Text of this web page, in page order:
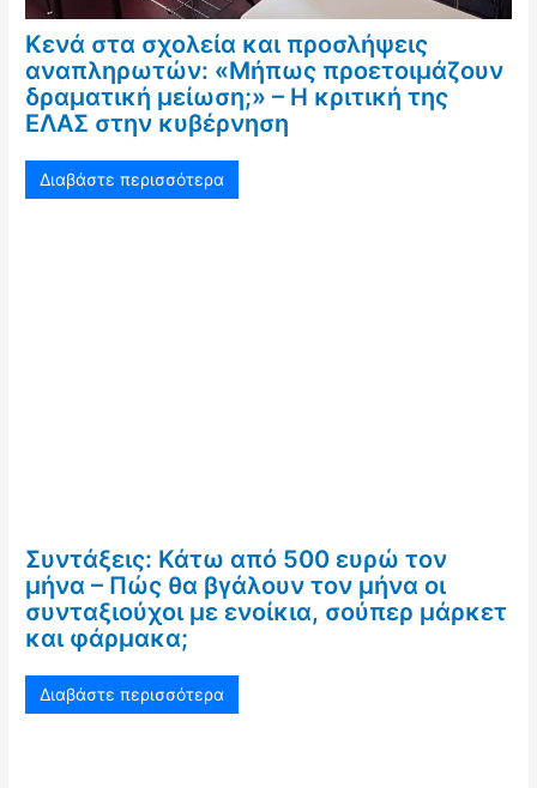
Κενά στα σχολεία και προσλήψεις
αναπληρωτών: «Μήπως προετοιμάζουν
δραματική μείωση;» – Η κριτική της
ΕΛΑΣ στην κυβέρνηση
Διαβάστε περισσότερα
Συντάξεις: Κάτω από 500 ευρώ τον
μήνα – Πώς θα βγάλουν τον μήνα οι
συνταξιούχοι με ενοίκια, σούπερ μάρκετ
και φάρμακα;
Διαβάστε περισσότερα